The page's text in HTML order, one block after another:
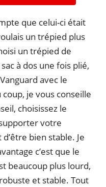
que celui-ci était
un trépied plus
un trépied de
à dos une fois plié,
avec le
coup, je vous conseille
choisissez le
votre
bien stable. Je
c’est que le
beaucoup plus lourd,
et stable. Tout